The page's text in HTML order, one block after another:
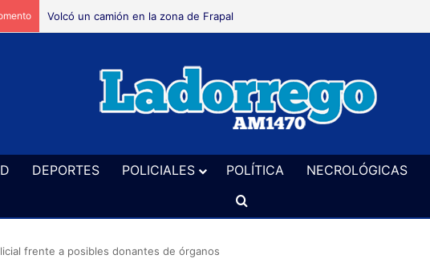
Volcó un camión en la zona de Frapal
DEPORTES POLICIALES POLÍTICA NECROLÓGICAS
Buscar
frente a posibles donantes de órganos